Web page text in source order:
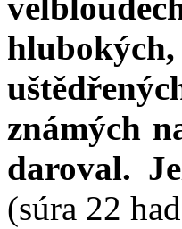
známých
daroval.
(súra 22